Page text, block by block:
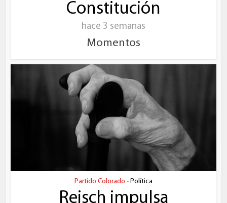
Constitución
hace 3 semanas
Momentos
Partido Colorado • Política
Reisch impulsa